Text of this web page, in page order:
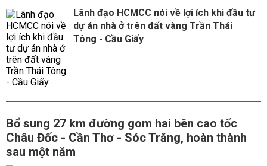
Lãnh đạo HCMCC nói về lợi ích khi đầu tư
dự án nhà ở trên đất vàng Trần Thái
Tông - Cầu Giấy
Bổ sung 27 km đường gom hai bên cao tốc
Châu Đốc - Cần Thơ - Sóc Trăng, hoàn thành
sau một năm